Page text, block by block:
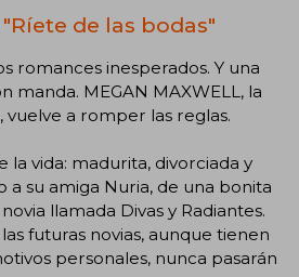
de las bodas"
romances inesperados. Y una
manda. MEGAN MAXWELL, la
a romper las reglas.
la vida: madurita, divorciada y
a su amiga Nuria, de una bonita
llamada Divas y Radiantes.
futuras novias, aunque tienen
personales, nunca pasarán